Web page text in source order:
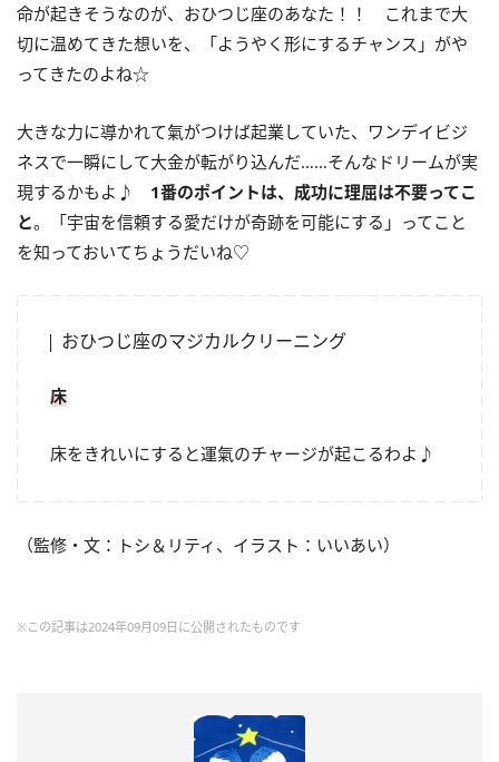
命が起きそうなのが、おひつじ座のあなた！！ これまで大
切に温めてきた想いを、「ようやく形にするチャンス」がや
ってきたのよね☆
大きな力に導かれて氣がつけば起業していた、ワンデイビジ
ネスで一瞬にして大金が転がり込んだ……そんなドリームが実
現するかもよ♪ 1番のポイントは、成功に理屈は不要ってこ
と。「宇宙を信頼する愛だけが奇跡を可能にする」ってこと
を知っておいてちょうだいね♡
おひつじ座のマジカルクリーニング
床
床をきれいにすると運氣のチャージが起こるわよ♪
（監修・文：トシ＆リティ、イラスト：いいあい）
※この記事は2024年09月09日に公開されたものです